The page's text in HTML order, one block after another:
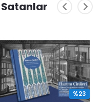
Satanlar
%23